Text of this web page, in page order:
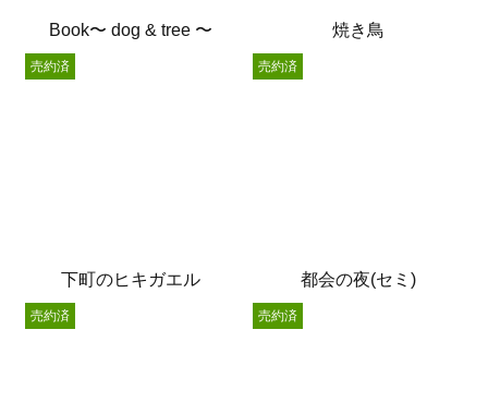
Book〜 dog & tree 〜 焼き鳥
下町のヒキガエル
売約済
都会の夜(セミ)
売約済
売約済 売約済